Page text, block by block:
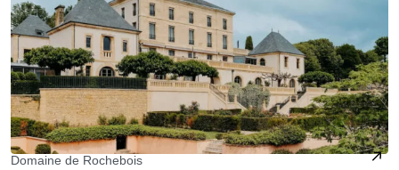
Domaine de Rochebois